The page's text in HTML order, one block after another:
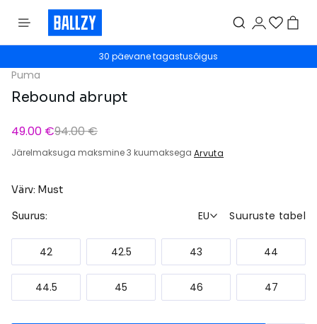
30 päevane tagastusõigus
Puma
Rebound abrupt
49.00 €94.00 €
Järelmaksuga maksmine 3 kuumaksega Arvuta
Värv: Must
Suurus: EU Suuruste tabel
42 42.5 43 44
44.5 45 46 47